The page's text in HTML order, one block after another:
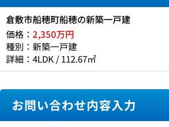
倉敷市船穂町船穂の新築一戸建
価格： 2,350万円
種別：新築一戸建
詳細：4LDK / 112.67㎡
お問い合わせ内容入力